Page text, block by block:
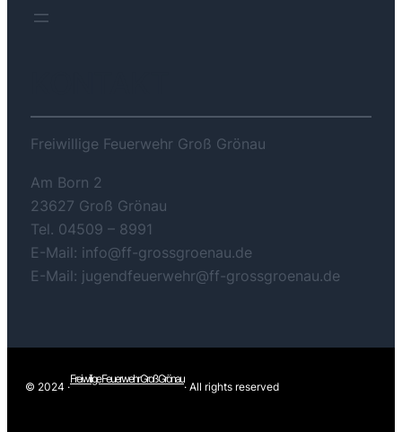
Freiwillige Feuerwehr Groß Grönau
Am Born 2
23627 Groß Grönau
Tel. 04509 – 8991
E-Mail: info@ff-grossgroenau.de
E-Mail: jugendfeuerwehr@ff-grossgroenau.de
© 2024 ·
Freiwilige Feuerwehr Groß Grönau
· All rights reserved